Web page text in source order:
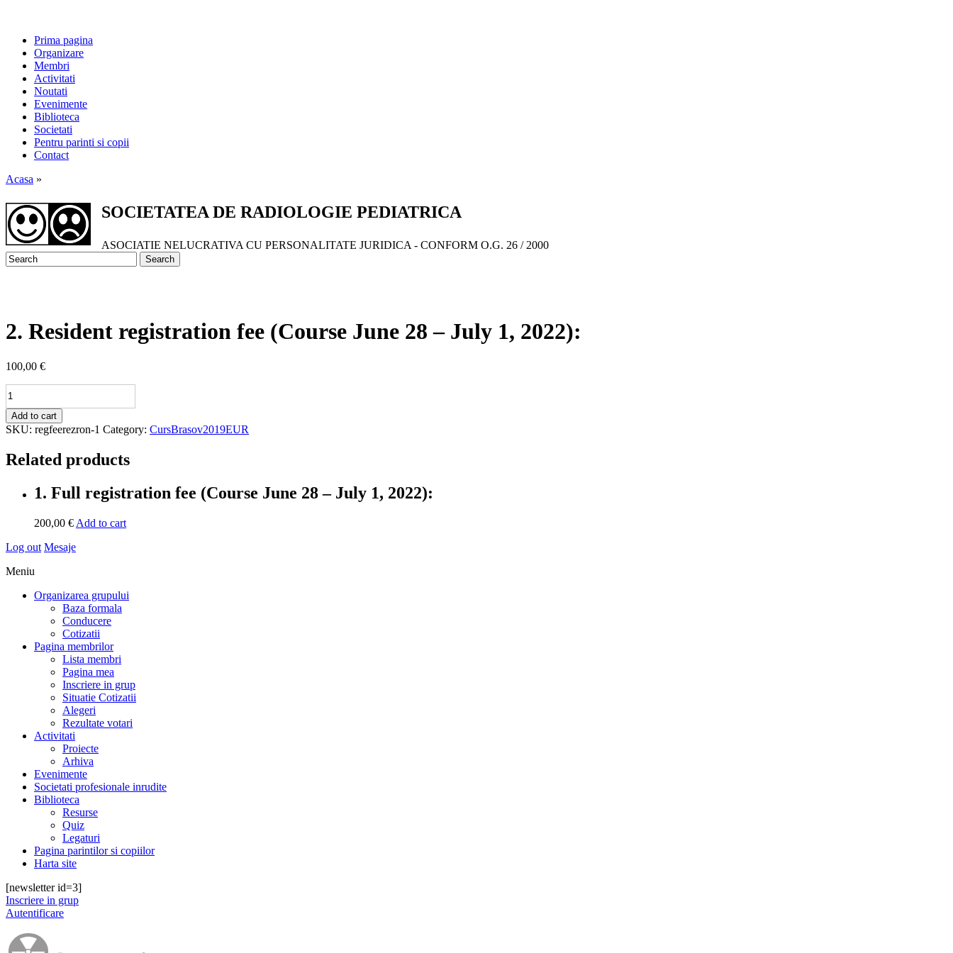
Prima pagina
Organizare
Membri
Activitati
Noutati
Evenimente
Biblioteca
Societati
Pentru parinti si copii
Contact
Acasa »
SOCIETATEA DE RADIOLOGIE PEDIATRICA
ASOCIATIE NELUCRATIVA CU PERSONALITATE JURIDICA - CONFORM O.G. 26 / 2000
2. Resident registration fee (Course June 28 – July 1, 2022):
100,00 €
2.
Resident
registration
fee
June
28
July
quantity
Add to cart
SKU: regfeerezron-1 Category: CursBrasov2019EUR
Related products
1. Full registration fee (Course June 28 – July 1, 2022):
200,00 € Add to cart
Log out Mesaje
Meniu
Organizarea grupului
Baza formala
Conducere
Cotizatii
Pagina membrilor
Lista membri
Pagina mea
Inscriere in grup
Situatie Cotizatii
Alegeri
Rezultate votari
Activitati
Proiecte
Arhiva
Evenimente
Societati profesionale inrudite
Biblioteca
Resurse
Quiz
Legaturi
Pagina parintilor si copiilor
Harta site
[newsletter id=3]
Inscriere in grup
Autentificare